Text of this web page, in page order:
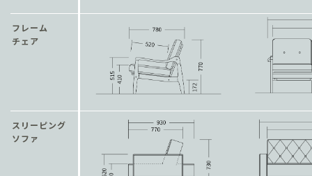
も後ろからも行き来が可能に。フリーアクセスのソファとしてもご
使用いただけます。
フレーム
チェア
スリーピング
ソファ